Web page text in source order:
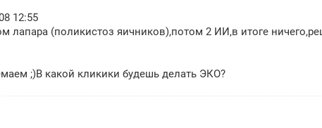
12:55
лапара (поликистоз яичников),потом 2 ИИ,в итоге
;)В какой кликики будешь делать ЭКО?